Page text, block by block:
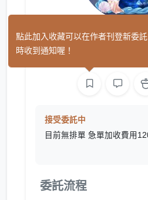
殘光
接受委託中
目前無排單 急單加收費用
委託流程
點此加入收藏可以在作者刊登新委託
時收到通知喔！